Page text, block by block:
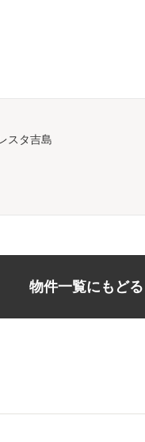
スタ吉島
物件一覧にもどる